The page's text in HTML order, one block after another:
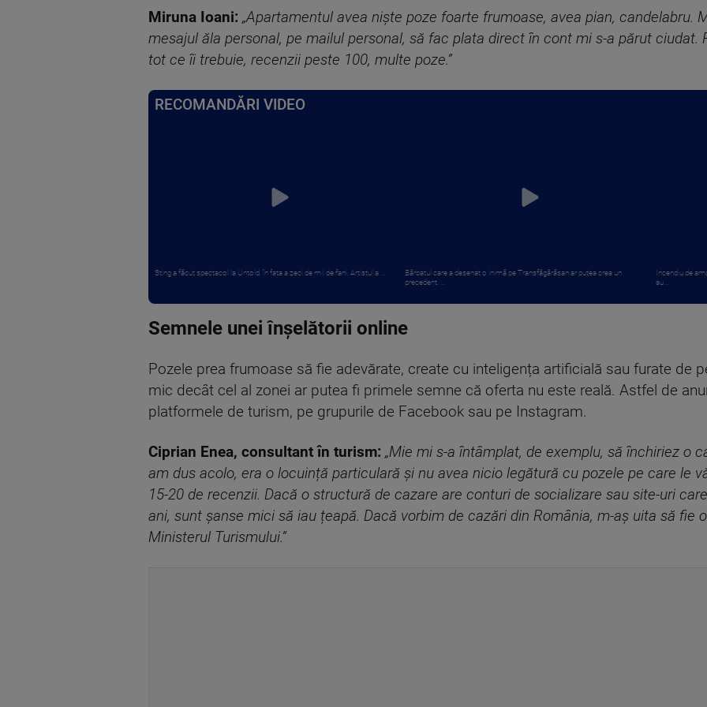
Miruna Ioani: „Apartamentul avea niște poze foarte frumoase, avea pian, candelabru.
mesajul ăla personal, pe mailul personal, să fac plata direct în cont mi s-a părut ciudat.
tot ce îi trebuie, recenzii peste 100, multe poze.”
RECOMANDĂRI VIDEO
Sting a făcut spectacol la Untold, în fața a zeci de mii de fani. Artistul a ...
Bărbatul care a desenat o inimă pe Transfăgărășan ar putea crea un
precedent. ...
Incendiu de
au ...
Semnele unei înșelătorii online
Pozele prea frumoase să fie adevărate, create cu inteligența artificială sau furate de
mic decât cel al zonei ar putea fi primele semne că oferta nu este reală. Astfel de
platformele de turism, pe grupurile de Facebook sau pe Instagram.
Ciprian Enea, consultant în turism: „Mie mi s-a întâmplat, de exemplu, să închiriez o
am dus acolo, era o locuință particulară și nu avea nicio legătură cu pozele pe care le
15-20 de recenzii. Dacă o structură de cazare are conturi de socializare sau site-uri
ani, sunt șanse mici să iau țeapă. Dacă vorbim de cazări din România, m-aș uita să fie
Ministerul Turismului.”